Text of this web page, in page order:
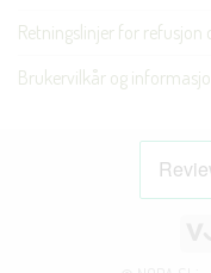
Retningslinjer for refusjon
Brukervilkår og